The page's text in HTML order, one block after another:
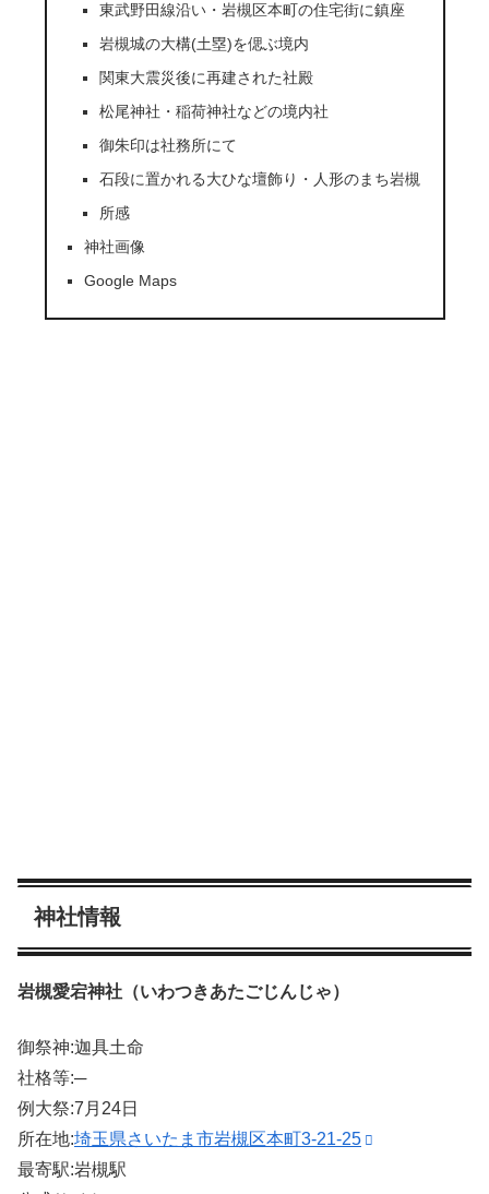
東武野田線沿い・岩槻区本町の住宅街に鎮座
岩槻城の大構(土塁)を偲ぶ境内
関東大震災後に再建された社殿
松尾神社・稲荷神社などの境内社
御朱印は社務所にて
石段に置かれる大ひな壇飾り・人形のまち岩槻
所感
神社画像
Google Maps
神社情報
岩槻愛宕神社（いわつきあたごじんじゃ）
御祭神:迦具土命
社格等:─
例大祭:7月24日
所在地:埼玉県さいたま市岩槻区本町3-21-25
最寄駅:岩槻駅